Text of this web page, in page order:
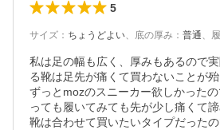
5
サイズ ： ちょうどよい、 底の厚み ： 普通、
私は足の幅も広く、厚みもあるので
る靴は足先が痛くて買わないことが殆
ずっとmozのスニーカー欲しかった
っても履いてみても先が少し痛くて諦
靴は合わせて買いたいタイプだった